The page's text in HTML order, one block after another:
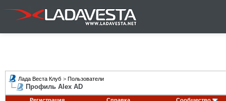
Лада Веста Клуб > Пользователи
Профиль Alex AD